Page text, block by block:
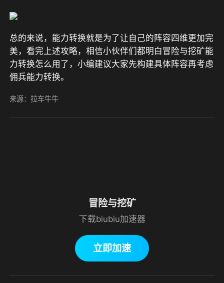
总的来说，能力转换就是为了让自己的阵容四维更加完
美，看完上述攻略，相信小伙伴们都明白冒险与挖矿能
力转换怎么用了，小编建议大家先构建具体阵容再考虑
佣兵能力转换。
来源：拉车牛牛
冒险与挖矿
下载biubiu加速器
立即加速